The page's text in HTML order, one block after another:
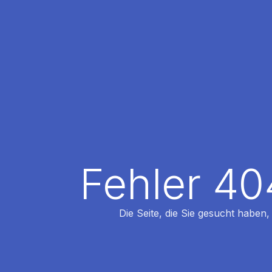
Fehler
Die Seite, die Sie gesucht